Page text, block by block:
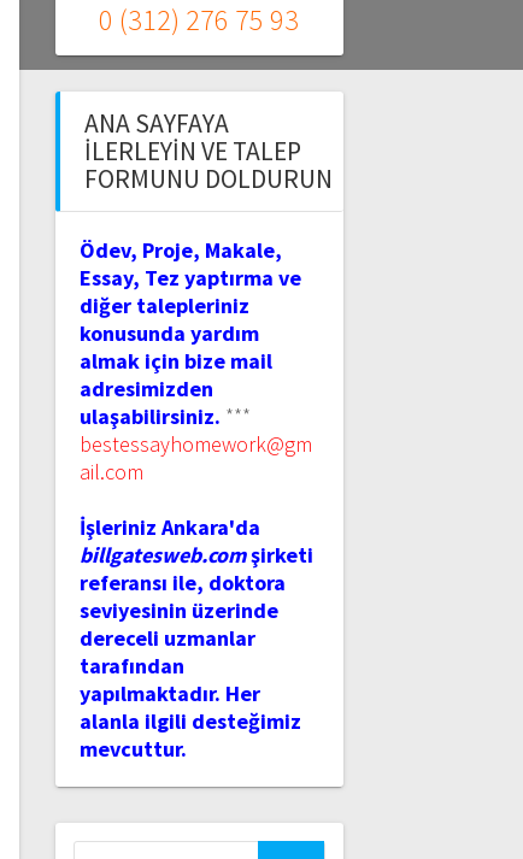
0 (312) 276 75 93
ANA SAYFAYA
İLERLEYIN VE TALEP
FORMUNU DOLDURUN
Ödev, Proje, Makale,
Essay, Tez yaptırma ve
diğer talepleriniz
konusunda yardım
almak için bize mail
adresimizden
ulaşabilirsiniz. ***
bestessayhomework@gm
ail.com
İşleriniz Ankara'da
billgatesweb.comşirketi
referansı ile, doktora
seviyesinin üzerinde
dereceli uzmanlar
tarafından
yapılmaktadır. Her
alanla ilgili desteğimiz
mevcuttur.